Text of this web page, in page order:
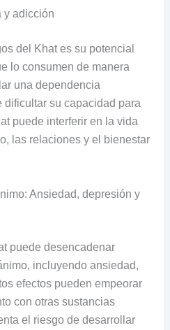
y adicción
del Khat es su potencial
lo consumen de manera
una dependencia
su capacidad para
puede interferir en la vida
las relaciones y el bienestar
Ansiedad, depresión y
puede desencadenar
incluyendo ansiedad,
efectos pueden empeorar
con otras sustancias
el riesgo de desarrollar